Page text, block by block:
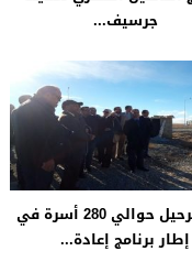
قريبا ترحيل حوالي 280 أسرة في
إطار برنامج إعادة...